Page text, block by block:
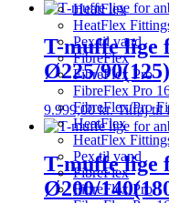
HeatFlex
HeatFlex
Pex til vand
FibreFlex
FibreFlex Pro
FibreFlex Pro
FibreFlex/Pro
HeatFlex
HeatFlex
Pex til vand
FibreFlex
FibreFlex Pro
T-muffe lige
Ø225/
9.999,00kr. Tilføj til
T-muffe lige
Ø200/